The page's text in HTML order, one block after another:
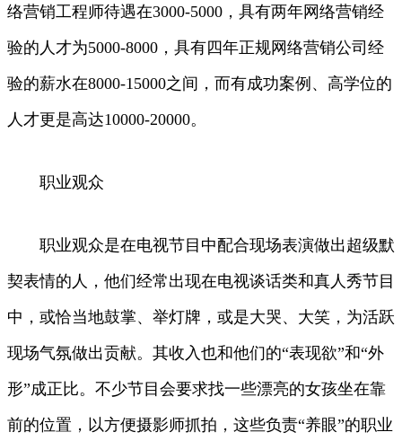
络营销工程师待遇在3000-5000，具有两年网络营销经
验的人才为5000-8000，具有四年正规网络营销公司经
验的薪水在8000-15000之间，而有成功案例、高学位的
人才更是高达10000-20000。
职业观众
职业观众是在电视节目中配合现场表演做出超级默
契表情的人，他们经常出现在电视谈话类和真人秀节目
中，或恰当地鼓掌、举灯牌，或是大哭、大笑，为活跃
现场气氛做出贡献。其收入也和他们的“表现欲”和“外
形”成正比。不少节目会要求找一些漂亮的女孩坐在靠
前的位置，以方便摄影师抓拍，这些负责“养眼”的职业